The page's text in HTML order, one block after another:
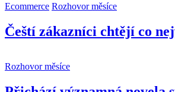
Ecommerce Rozhovor měsíce
Čeští zákazníci chtějí co
Rozhovor měsíce